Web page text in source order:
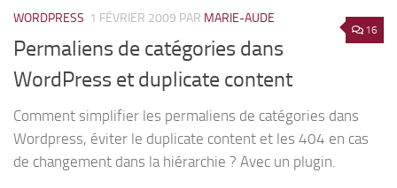
16
WORDPRESS 1 FÉVRIER 2009 PAR MARIE-AUDE
Permaliens de catégories dans
WordPress et duplicate content
Comment simplifier les permaliens de catégories dans
Wordpress, éviter le duplicate content et les 404 en cas
de changement dans la hiérarchie ? Avec un plugin.